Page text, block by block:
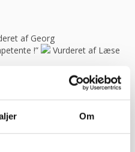
Om
af Georg
!”
Vurderet af Læse
kommende. Fik
af to sekunder. God arbejde
Vurderet af Kris